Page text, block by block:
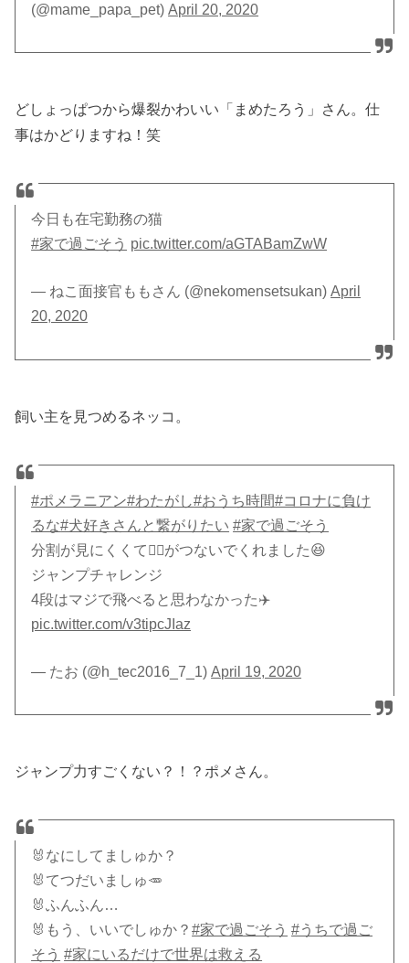
(@mame_papa_pet)April 20, 2020
どしょっぱつから爆裂かわいい「まめたろう」さん。仕
事はかどりますね！笑
今日も在宅勤務の猫
#家で過ごそう pic.twitter.com/aGTABamZwW
— ねこ面接官ももさん (@nekomensetsukan)April
20, 2020
飼い主を見つめるネッコ。
#ポメラニアン#わたがし#おうち時間#コロナに負け
るな#犬好きさんと繋がりたい #家で過ごそう
分割が見にくくて🙋‍♀️がつないでくれました😆
ジャンプチャレンジ
4段はマジで飛べると思わなかった✈️
pic.twitter.com/v3tipcJIaz
— たお (@h_tec2016_7_1)April 19, 2020
ジャンプ力すごくない？！？ポメさん。
🐰なにしてましゅか？
🐰てつだいましゅ🥕
🐰ふんふん…
🐰もう、いいでしゅか？#家で過ごそう #うちで過ご
そう #家にいるだけで世界は救える